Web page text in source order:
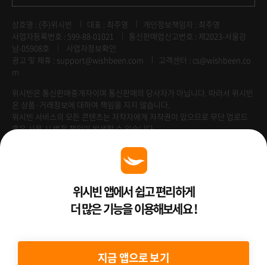
상호명 : (주)위시빈 대표 : 최주영
개인정보책임자 : 최주영
사업자등록번호 : 599-88-01021
통신판매업신고번호 : 제2023-서울강
남-05908호
사업자정보확인
광고 및 제휴 : support@wishbeen.com
고객센터 : cs@wishbeen.co
m
위시빈은 통신판매중개자이며 통신판매의 당사자가 아닙니다. 따라서 위시빈
은 상품·거래정보에 대하여 책임을 지지 않습니다.
위시빈 서비스의 모든 콘텐츠는 저작자에게 저작권이 있으므로 무단 업로드
혹은 사용 시 법적 책임이 발생할 수 있습니다.
Venture Enterprise위시빈 앱에서 쉽고 편리하게
더 많은 기능을 이용해보세요 !
지금 앱으로 보기